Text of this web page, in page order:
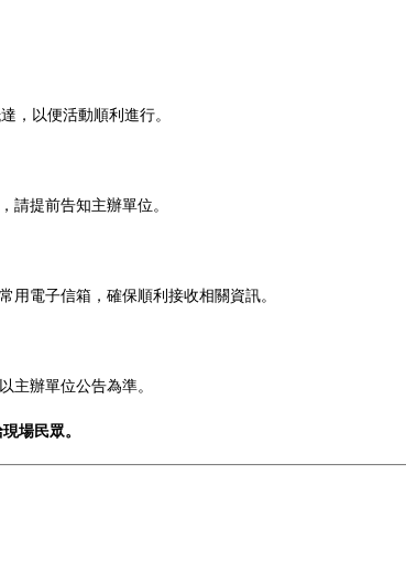
，以便活動順利進行。
提前告知主辦單位。
電子信箱，確保順利接收相關資訊。
辦單位公告為準。
場民眾。